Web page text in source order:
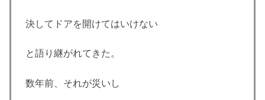
決してドアを開けてはいけない
と語り継がれてきた。
数年前、それが災いし